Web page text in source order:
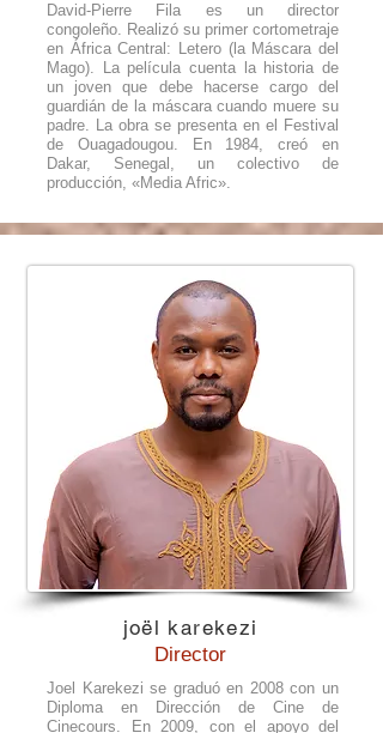
David-Pierre Fila es un director
congoleño. Realizó su primer cortometraje
en África Central: Letero (la Máscara del
Mago). La película cuenta la historia de
un joven que debe hacerse cargo del
guardián de la máscara cuando muere su
padre. La obra se presenta en el Festival
de Ouagadougou. En 1984, creó en
Dakar, Senegal, un colectivo de
producción, «Media Afric».
joël karekezi
Director
Joel Karekezi se graduó en 2008 con un
Diploma en Dirección de Cine de
Cinecours. En 2009, con el apoyo del